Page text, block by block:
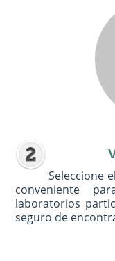
Seleccione
conveniente
laboratorios
seguro de